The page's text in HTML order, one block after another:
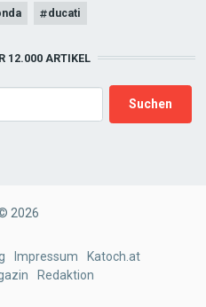
ducati
12.000 ARTIKEL
2026
Impressum
Katoch.at
Redaktion